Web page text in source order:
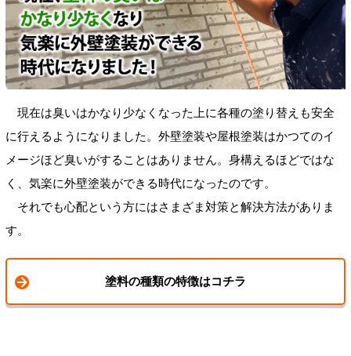
現在は臭いはかなり少なくなった上に各種の塗り替えも安全
に行えるようになりました。外壁塗装や屋根塗装はかつてのイ
メージほど臭いがすることはありません。身構えるほどではな
く、気楽に外壁塗装ができる時代になったのです。
それでも心配という方にはさまざま対策と解決方法がありま
す。
塗料の種類の特徴はコチラ